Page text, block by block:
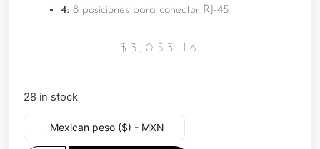
4: 8 posiciones para conector RJ-45
$ 3,053.16
28 in stock
Mexican peso ($) - MXN